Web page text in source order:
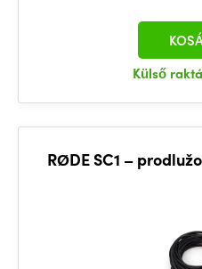
Külső
RØDE SC1 –